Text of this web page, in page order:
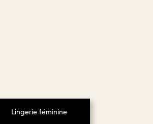
Lingerie féminine(S’ouvre dans un nouvel onglet)